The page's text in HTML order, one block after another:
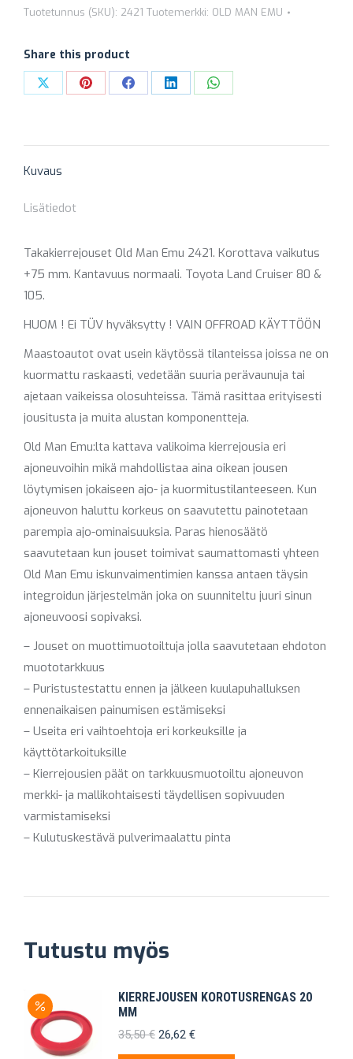
RACE
+75
MM
määrä
Tuotetunnus (SKU): 2421 Tuotemerkki: OLD MAN EMU
Share this product
Share Share Share Share Share
Kuvaus
Lisätiedot
Takakierrejouset Old Man Emu 2421. Korottava vaikutus
+75 mm. Kantavuus normaali. Toyota Land Cruiser 80 &
105.
HUOM ! Ei TÜV hyväksytty ! VAIN OFFROAD KÄYTTÖÖN
Maastoautot ovat usein käytössä tilanteissa joissa ne on
kuormattu raskaasti, vedetään suuria perävaunuja tai
ajetaan vaikeissa olosuhteissa. Tämä rasittaa erityisesti
jousitusta ja muita alustan komponentteja.
Old Man Emu:lta kattava valikoima kierrejousia eri
ajoneuvoihin mikä mahdollistaa aina oikean jousen
löytymisen jokaiseen ajo- ja kuormitustilanteeseen. Kun
ajoneuvon haluttu korkeus on saavutettu painotetaan
parempia ajo-ominaisuuksia. Paras hienosäätö
saavutetaan kun jouset toimivat saumattomasti yhteen
Old Man Emu iskunvaimentimien kanssa antaen täysin
integroidun järjestelmän joka on suunniteltu juuri sinun
ajoneuvoosi sopivaksi.
– Jouset on muottimuotoiltuja jolla saavutetaan ehdoton
muototarkkuus
– Puristustestattu ennen ja jälkeen kuulapuhalluksen
ennenaikaisen painumisen estämiseksi
– Useita eri vaihtoehtoja eri korkeuksille ja
käyttötarkoituksille
– Kierrejousien päät on tarkkuusmuotoiltu ajoneuvon
merkki- ja mallikohtaisesti täydellisen sopivuuden
varmistamiseksi
– Kulutuskestävä pulverimaalattu pinta
Tutustu myös
KIERREJOUSEN KOROTUSRENGAS 20
MM
35,50€ Alkuperäinen
26,62 €Nykyinen